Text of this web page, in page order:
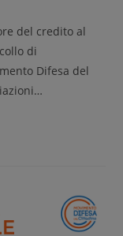
del credito al
di
Difesa del